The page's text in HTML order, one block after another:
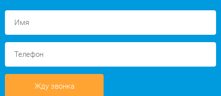
Жду звонка